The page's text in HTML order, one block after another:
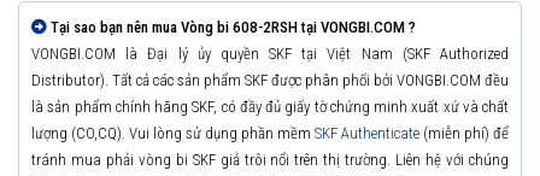
Tại sao bạn nên mua Vòng bi 608-2RSH tại VONGBI.COM ?
VONGBI.COM là Đại lý ủy quyền SKF tại Việt Nam (SKF Authorized
Distributor). Tất cả các sản phẩm SKF được phân phối bởi VONGBI.COM đều
là sản phẩm chính hãng SKF, có đầy đủ giấy tờ chứng minh xuất xứ và chất
lượng (CO,CQ). Vui lòng sử dụng phần mềm SKF Authenticate (miễn phí) để
tránh mua phải vòng bi SKF giả trôi nổi trên thị trường. Liên hệ với chúng